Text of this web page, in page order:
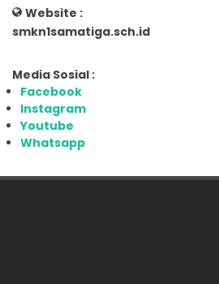
Website :
smkn1samatiga.sch.id
Media Sosial :
Facebook
Instagram
Youtube
Whatsapp